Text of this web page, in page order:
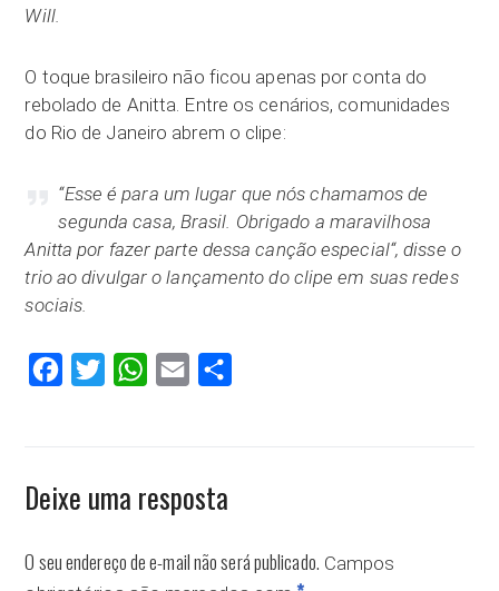
Will.
O toque brasileiro não ficou apenas por conta do
rebolado de Anitta. Entre os cenários, comunidades
do Rio de Janeiro abrem o clipe:
“Esse é para um lugar que nós chamamos de
segunda casa, Brasil. Obrigado a maravilhosa
Anitta por fazer parte dessa canção especial“, disse o
trio ao divulgar o lançamento do clipe em suas redes
sociais.
FacebookTwitter WhatsApp
Email
Deixe uma resposta
O seu endereço de e-mail não será publicado. Campos